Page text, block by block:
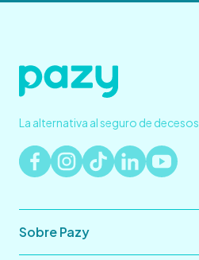
La alternativa al seguro de decesos
Sobre Pazy